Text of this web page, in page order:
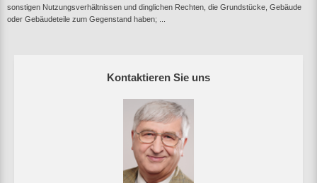
Kontaktieren Sie uns
sonstigen Nutzungsverhältnissen und dinglichen Rechten, die Grundstücke, Gebäude
oder Gebäudeteile zum Gegenstand haben; ...